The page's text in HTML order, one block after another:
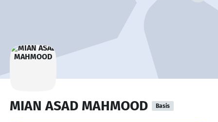
MIAN ASAD MAHMOOD Basis